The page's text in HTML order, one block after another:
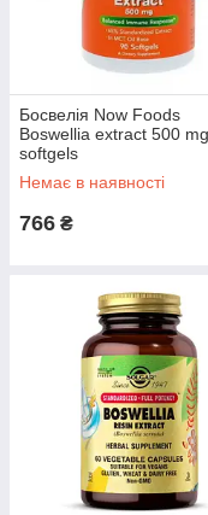
Босвелія Now Foods
Boswellia extract 500
softgels
Немає в наявності
766 ₴